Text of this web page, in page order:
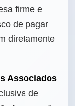
firme e
de pagar
diretamente
Associados
de